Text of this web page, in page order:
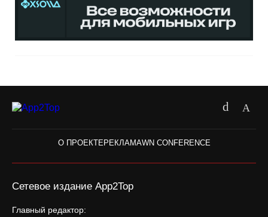
О ПРОЕКТЕ РЕКЛАМАWN CONFERENCE
Сетевое издание App2Top
Главный редактор: